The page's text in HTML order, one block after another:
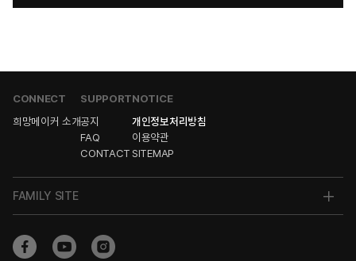
CONNECT
희망메이커 소개
SUPPORT
공지
FAQ
CONTACT
NOTICE
개인정보처리방침
이용약관
SITEMAP
FAMILY SITE